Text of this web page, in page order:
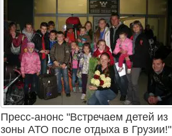
Пресс-анонс "Встречаем детей из
зоны АТО после отдыха в Грузии!"